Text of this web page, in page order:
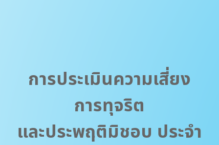
การประเมินความเสี่ยง
การทุจริต
และประพฤติมิชอบ ประจำ